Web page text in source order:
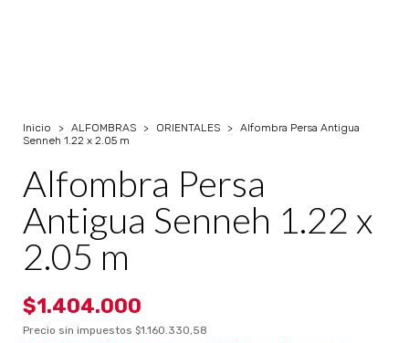
Inicio > ALFOMBRAS > ORIENTALES > Alfombra Persa Antigua
Senneh 1.22 x 2.05 m
Alfombra Persa
Antigua Senneh 1.22 x
2.05 m
$1.404.000
Precio sin impuestos $1.160.330,58